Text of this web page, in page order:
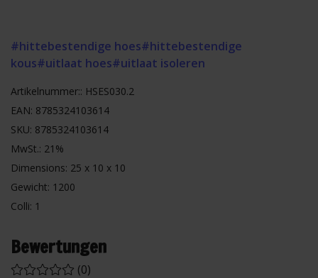
#hittebestendige hoes#hittebestendige
kous#uitlaat hoes#uitlaat isoleren
Artikelnummer:: HSES030.2
EAN: 8785324103614
SKU: 8785324103614
MwSt.: 21%
Dimensions: 25 x 10 x 10
Gewicht: 1200
Colli: 1
Bewertungen
(0)